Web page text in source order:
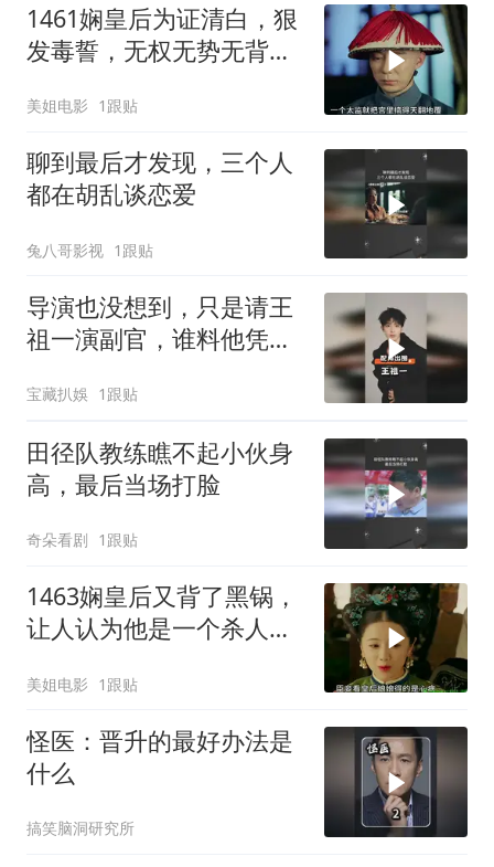
1461娴皇后为证清白，狠
发毒誓，无权无势无背景
了
美姐电影 1跟贴
聊到最后才发现，三个人
都在胡乱谈恋爱
兔八哥影视 1跟贴
导演也没想到，只是请王
祖一演副官，谁料他凭眼
宝藏扒娛 1跟贴
田径队教练瞧不起小伙身
高，最后当场打脸
奇朵看剧 1跟贴
1463娴皇后又背了黑锅，
让人认为他是一个杀人如
美姐电影 1跟贴
怪医：晋升的最好办法是
什么
搞笑脑洞研究所